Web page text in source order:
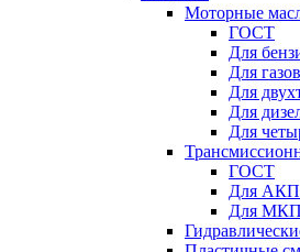
Моторные
ГОСТ
Для
Для
Для
Для
Для
ГОСТ
Для
Для